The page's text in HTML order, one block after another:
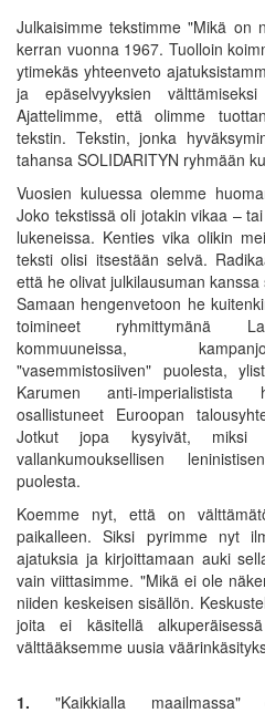
Julkaisimme tekstimme "Mikä on
kerran vuonna 1967. Tuolloin
ytimekäs yhteenveto
ja epäselvyyksien
Ajattelimme, että olimme
tekstin. Tekstin, jonka
tahansa SOLIDARITYN ryhmään
Vuosien kuluessa olemme
Joko tekstissä oli jotakin vikaa –
lukeneissa. Kenties vika olikin
teksti olisi itsestään selvä.
että he olivat julkilausuman
Samaan hengenvetoon he
toimineet ryhmittymänä
kommuuneissa,
"vasemmistosiiven" puolesta,
Karumen anti-
osallistuneet Euroopan
Jotkut jopa kysyivät, miksi
vallankumouksellisen
puolesta.
Koemme nyt, että on
paikalleen. Siksi pyrimme nyt
ajatuksia ja kirjoittamaan auki
vain viittasimme. "Mikä ei ole
niiden keskeisen sisällön.
joita ei käsitellä
välttääksemme uusia
1. "Kaikkialla maailmassa"